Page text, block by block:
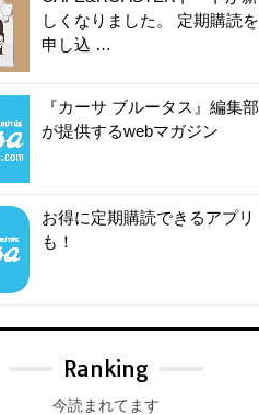
しくなりました。 定期購読を
申し込 …
『カーサ ブルータス』編集部
が提供するwebマガジン
お得に定期購読できるアプリ
も！
Ranking
今読まれてます